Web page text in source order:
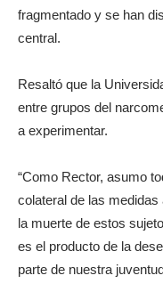
fragmentado y se han
central.
Resaltó que la
entre grupos del
a experimentar.
“Como Rector, asumo
colateral de las
la muerte de estos
es el producto de la
parte de nuestra